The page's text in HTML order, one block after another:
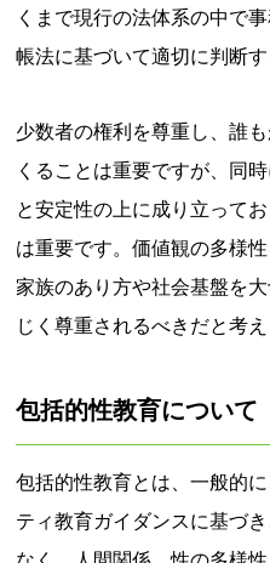
くまで現行の法体系の中で
帳法に基づいて適切に判断
少数者の権利を尊重し、誰
くることは重要ですが、同
と安定性の上に成り立って
は重要です。価値観の多様
家族のあり方や社会基盤を
じく尊重されるべきだと考え
包括的性教育について
包括的性教育とは、一般的
ティ教育ガイダンスに基づ